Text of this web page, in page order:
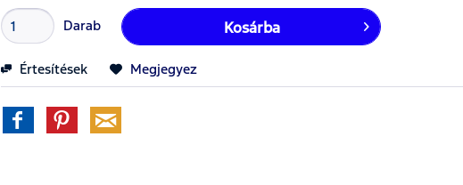
Darab Kosárba
Értesítések Megjegyez